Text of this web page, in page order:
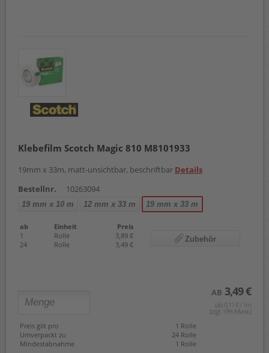
Klebefilm Scotch Magic 810 M8101933
19mm x 33m, matt-unsichtbar, beschriftbar Details
Bestellnr.
10263094
19 mm x 10 m 12 mm x 33 m 19 mm x 33 m
ab Einheit
Preis
1
Rolle
3,89 €
24
Rolle 3,49 €
Zubehör
AB 3,49 €
(ab 0,11 € / 1m
(zzgl. 19% Mwst.)
Preis gilt pro
1 Rolle
Umverpackt zu
24 Rolle
Mindestabnahme
1 Rolle